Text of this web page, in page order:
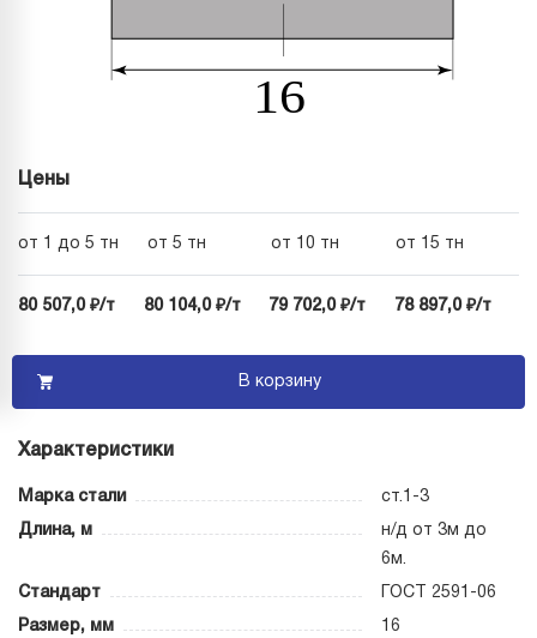
Цены
от 1 до 5 тн от 5 тн от 10 тн от 15 тн
80 507,0 ₽/т 80 104,0 ₽/т 79 702,0 ₽/т 78 897,0 ₽/т
В корзину
Характеристики
Марка стали ст.1-3
Длина, м
н/д от 3м до
6м.
Стандарт ГОСТ 2591-06
Размер, мм 16